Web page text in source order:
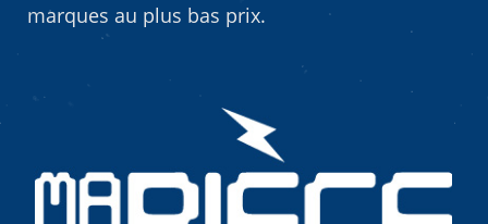
marques au plus bas prix.